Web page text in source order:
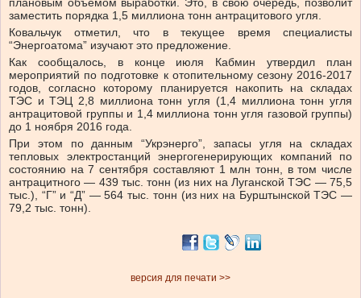
плановым объемом выработки. Это, в свою очередь, позволит
заместить порядка 1,5 миллиона тонн антрацитового угля.
Ковальчук отметил, что в текущее время специалисты
“Энергоатома” изучают это предложение.
Как сообщалось, в конце июля Кабмин утвердил план
мероприятий по подготовке к отопительному сезону 2016-2017
годов, согласно которому планируется накопить на складах
ТЭС и ТЭЦ 2,8 миллиона тонн угля (1,4 миллиона тонн угля
антрацитовой группы и 1,4 миллиона тонн угля газовой группы)
до 1 ноября 2016 года.
При этом по данным “Укрэнерго”, запасы угля на складах
тепловых электростанций энергогенерирующих компаний по
состоянию на 7 сентября составляют 1 млн тонн, в том числе
антрацитного — 439 тыс. тонн (из них на Луганской ТЭС — 75,5
тыс.), “Г” и “Д” — 564 тыс. тонн (из них на Бурштынской ТЭС —
79,2 тыс. тонн).
версия для печати >>